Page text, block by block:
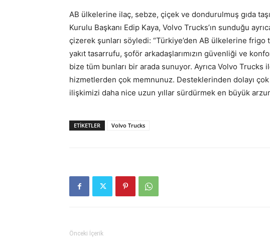
AB ülkelerine ilaç, sebze, çiçek ve dondurulmuş gıda
Kurulu Başkanı Edip Kaya, Volvo Trucks’ın sunduğu
çizerek şunları söyledi: “Türkiye’den AB ülkelerine frigo
yakıt tasarrufu, şoför arkadaşlarımızın güvenliği ve
bize tüm bunları bir arada sunuyor. Ayrıca Volvo Trucks
hizmetlerden çok memnunuz. Desteklerinden dolayı
ilişkimizi daha nice uzun yıllar sürdürmek en büyük
ETIKETLER Volvo Trucks
Önceki İçerik